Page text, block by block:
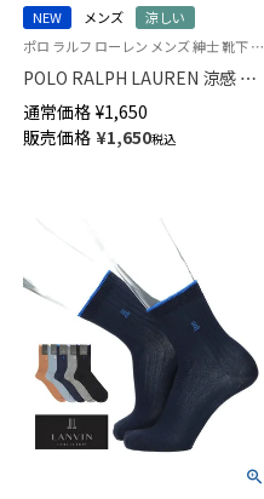
NEW メンズ
涼しい
ポロ ラルフ ローレン メンズ 紳士 靴下 ビジネス カジュアル 26SS
POLO RALPH LAUREN 涼感 鹿
の子編み オーガニックコットン
混 マルチPP 20cm ミドル丈 ソ
ックス 02012513
通常価格 ¥1,650
販売価格 ¥1,650税込